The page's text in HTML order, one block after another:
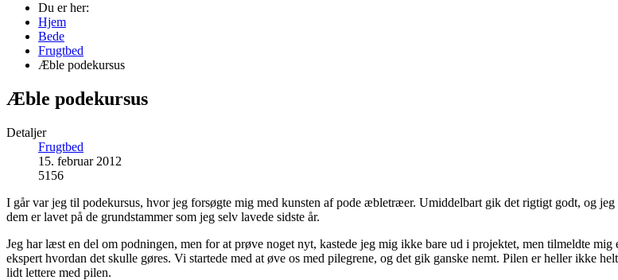
Du er her:
Hjem
Bede
Frugtbed
Æble podekursus
Æble podekursus
Detaljer
Frugtbed
15. februar 2012
5156
I går var jeg til podekursus, hvor jeg forsøgte mig med kunsten af pode æbletræer. Umiddelbart gik det rigtigt godt, og
dem er lavet på de grundstammer som jeg selv lavede sidste år.
Jeg har læst en del om podningen, men for at prøve noget nyt, kastede jeg mig ikke bare ud i projektet, men tilmeldte mig
ekspert hvordan det skulle gøres. Vi startede med at øve os med pilegrene, og det gik ganske nemt. Pilen er heller ikke
lidt lettere med pilen.